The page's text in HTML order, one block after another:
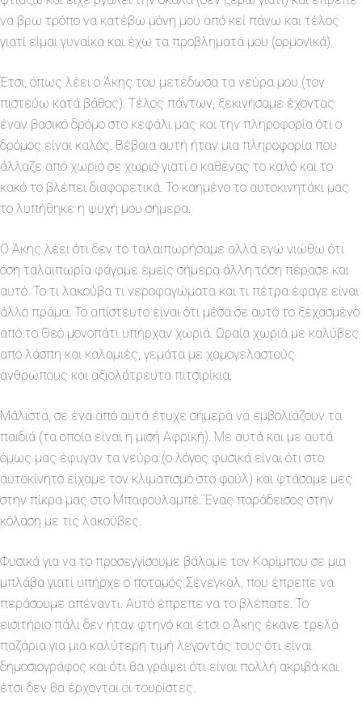
να βρω τρόπο να κατέβω μόνη μου από κεί πάνω και τέλος
γιατί είμαι γυναίκα και έχω τα προβληματά μου (ορμονικά).
Έτσι, όπως λέει ο Άκης του μετέδωσα τα νεύρα μου (τον
πιστεύω κατά βάθος). Τέλος πάντων, ξεκινήσαμε έχοντας
έναν βασικό δρόμο στο κεφάλι μας και την πληροφορία ότι ο
δρόμος είναι καλός. Βέβαια αυτή ήταν μια πληροφορία που
άλλαζε από χωριό σε χωριό γιατί ο καθένας το καλό και το
κακό το βλέπει διαφορετικά. Το καημένο το αυτοκινητάκι μας
το λυπήθηκε η ψυχή μου σήμερα.
Ο Άκης λέει ότι δεν το ταλαιπωρήσαμε αλλά εγώ νιώθω ότι
όση ταλαιπωρία φάγαμε εμείς σήμερα άλλη τόση πέρασε και
αυτό. Το τι λακούβα τι νεροφαγώματα και τι πέτρα έφαγε είναι
άλλο πράμα. Το απίστευτο είναι ότι μέσα σε αυτό το ξεχασμένο
από το Θεό μονοπάτι υπήρχαν χωριά. Ωραία χωριά με καλύβες
από λάσπη και καλαμιές, γεμάτα με χαμογελαστούς
ανθρώπους και αξιολάτρευτα πιτσιρίκια.
Μάλιστα, σε ένα από αυτά έτυχε σήμερα να εμβολιάζουν τα
παιδιά (τα οποία είναι η μισή Αφρική). Με αυτά και με αυτά
όμως μας έφυγαν τα νεύρα (ο λόγος φυσικά είναι ότι στο
αυτοκίνητο είχαμε τον κλιματισμό στο φούλ) και φτάσαμε μες
στην πίκρα μας στο Μπαφουλαμπέ. Ένας παράδεισος στην
κόλαση με τις λακούβες.
Φυσικά για να το προσεγγίσουμε βάλαμε τον Καρίμπου σε μια
μπλάβα γιατί υπήρχε ο ποταμός Σένεγκαλ, που έπρεπε να
περάσουμε απέναντι. Αυτό έπρεπε να το βλέπατε. Το
εισιτήριο πάλι δεν ήταν φτηνό και έτσι ο Άκης έκανε τρελά
παζάρια για μια καλύτερη τιμή λεγοντάς τους ότι είναι
δημοσιογράφος και ότι θα γράψει ότι είναι πολλή ακριβά και
έτσι δεν θα έρχονται οι τουρίστες.